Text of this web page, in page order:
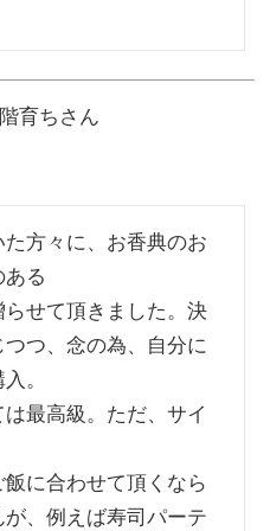
育ち
方々に、お香典のお
る
せて頂きました。決
つ、念の為、自分に
。
最高級。ただ、サイ
に合わせて頂くなら
、例えば寿司パーテ